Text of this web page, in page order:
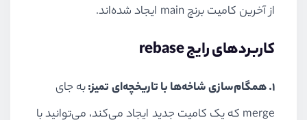
از آخرین کامیت برنچ main ایجاد شده‌اند.
کاربردهای رایج rebase
۱. همگام‌سازی شاخه‌ها با تاریخچه‌ای تمیز:
به جای
merge که یک کامیت جدید ایجاد می‌کند، می‌توانید با